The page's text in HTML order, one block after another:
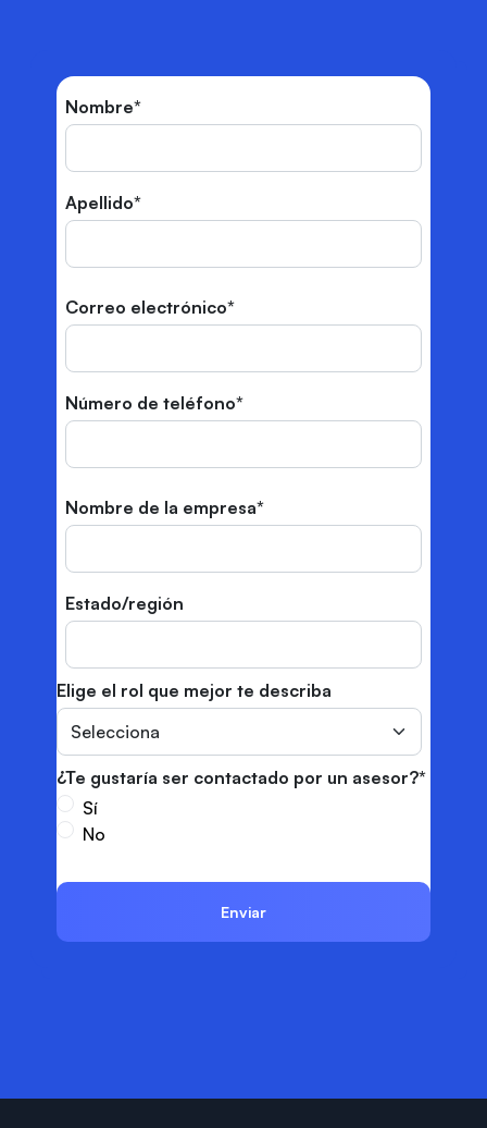
Nombre*
Apellido*
Correo electrónico*
Número de teléfono*
Nombre de la empresa*
Estado/región
Elige el rol que mejor te describa
¿Te gustaría ser contactado por un asesor?*
Sí
No